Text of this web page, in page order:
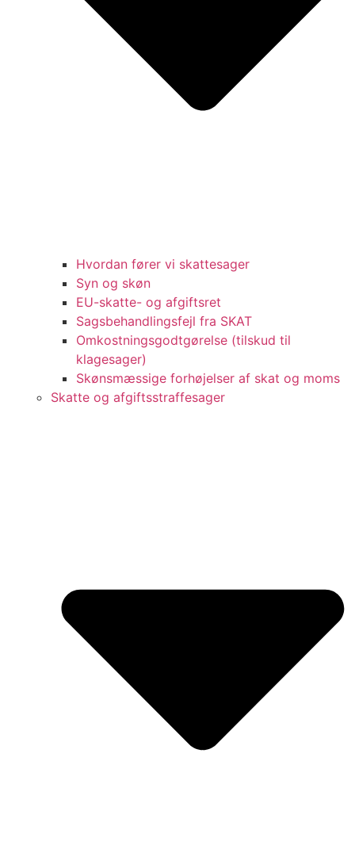
Hvordan fører vi skattesager
Syn og skøn
EU-skatte- og afgiftsret
Sagsbehandlingsfejl fra SKAT
Omkostningsgodtgørelse (tilskud til
klagesager)
Skønsmæssige forhøjelser af skat og moms
Skatte og afgiftsstraffesager